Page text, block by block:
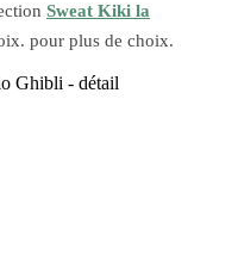
Sweat Kiki la
pour plus de choix.